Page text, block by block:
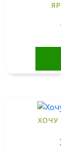
ХОЧУ